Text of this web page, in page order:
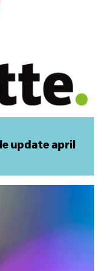
update april